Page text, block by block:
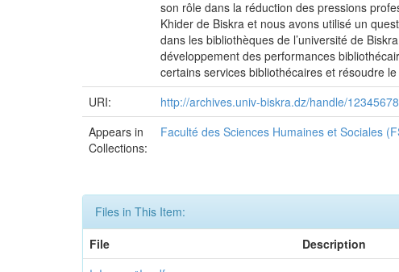
son rôle dans la réduction des pressions
Khider de Biskra et nous avons utilisé un
dans les bibliothèques de l’université de
développement des performances
certains services bibliothécaires et résoudre
URI:
http://archives.univ-biskra.dz/handle/
Appears in
Collections:
Faculté des Sciences Humaines et Sociales
Files in This Item:
File
Description